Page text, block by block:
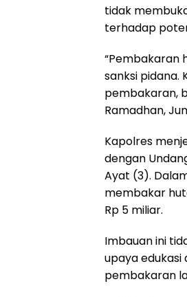
tidak
terhadap
“Pembakaran
sanksi pidana.
pembakaran,
Ramadhan,
Kapolres
dengan
Ayat (3).
membakar
Rp 5 miliar.
Imbauan ini
upaya
pembakaran